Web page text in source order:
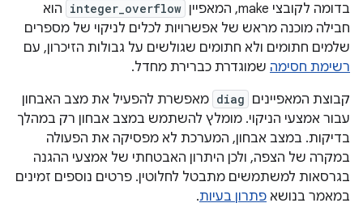
בדומה לקובצי make, המאפיין integer_overflow הוא
חבילה מוכנה מראש של אפשרויות לכלים לניקוי של מספרים
שלמים חתומים ולא חתומים שגולשים על גבולות הזיכרון, עם
רשימת חסימה שמוגדרת כברירת מחדל.
קבוצת המאפיינים diag מאפשרת להפעיל את מצב האבחון
עבור אמצעי הניקוי. מומלץ להשתמש במצב אבחון רק במהלך
בדיקות. במצב אבחון, המערכת לא מפסיקה את הפעולה
במקרה של הצפה, ולכן היתרון האבטחתי של אמצעי ההגנה
בגרסאות למשתמשים מתבטל לחלוטין. פרטים נוספים זמינים
במאמר בנושא פתרון בעיות.